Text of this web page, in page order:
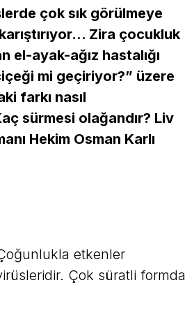
çok sık görülmeye
Zira çocukluk
el-ayak-ağız hastalığı
mi geçiriyor?” üzere
farkı nasıl
sürmesi olağandır? Liv
Hekim Osman Karlı
Çoğunlukla etkenler
Çok süratli formda